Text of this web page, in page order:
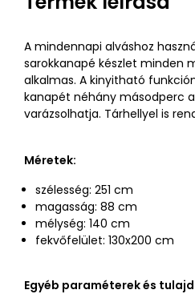
A mindennapi alváshoz
sarokkanapé készlet minden
alkalmas. A kinyitható
kanapét néhány másodperc
varázsolhatja. Tárhellyel is
Méretek:
szélesség: 251 cm
magasság: 88 cm
mélység: 140 cm
fekvőfelület: 130x200 cm
Egyéb paraméterek és